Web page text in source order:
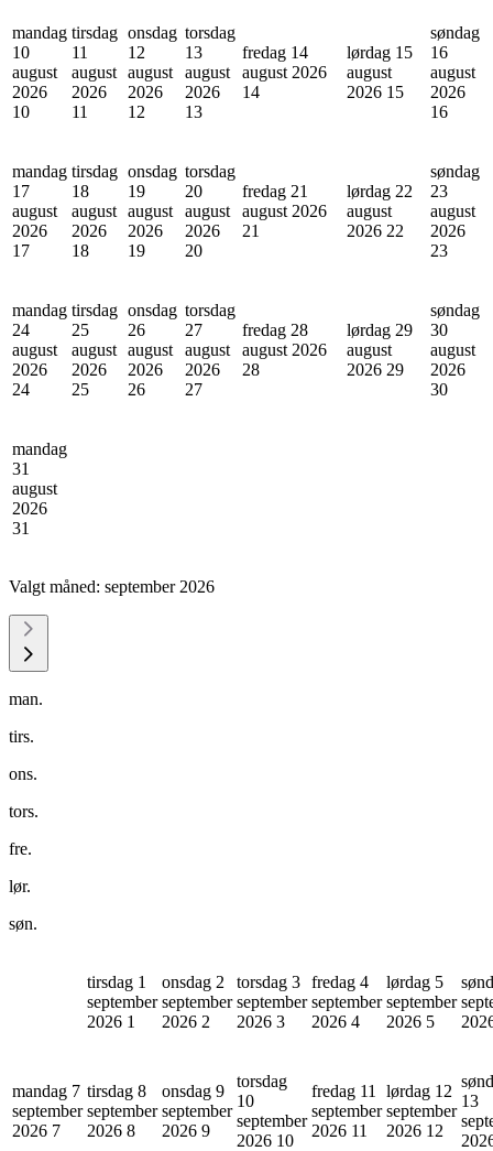
mandag
10
august
2026
10
tirsdag
11
august
2026
11
onsdag
12
august
2026
12
torsdag
13
august
2026
13
fredag 14
august 2026
14
lørdag 15
august
2026 15
søndag
16
august
2026
16
mandag
17
august
2026
17
tirsdag
18
august
2026
18
onsdag
19
august
2026
19
torsdag
20
august
2026
20
fredag 21
august 2026
21
lørdag 22
august
2026 22
søndag
23
august
2026
23
mandag
24
august
2026
24
tirsdag
25
august
2026
25
onsdag
26
august
2026
26
torsdag
27
august
2026
27
fredag 28
august 2026
28
lørdag 29
august
2026 29
søndag
30
august
2026
30
mandag
31
august
2026
31
Valgt måned: september 2026
man.
tirs.
ons.
tors.
fre.
lør.
søn.
tirsdag 1
september
2026 1
onsdag 2
september
2026 2
torsdag 3
september
2026 3
fredag 4
september
2026 4
lørdag 5
september
2026 5
mandag 7
september
2026 7
tirsdag 8
september
2026 8
onsdag 9
september
2026 9
torsdag
10
september
2026 10
fredag 11
september
2026 11
lørdag 12
september
2026 12
13